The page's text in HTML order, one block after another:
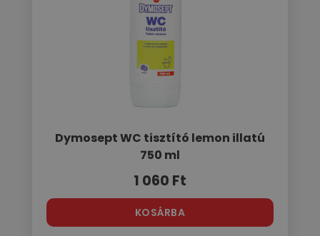
Dymosept WC tisztító lemon illatú
750 ml
1 060 Ft
KOSÁRBA